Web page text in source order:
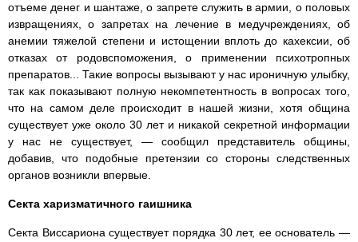
отъеме денег и шантаже, о запрете служить в армии, о половых
извращениях, о запретах на лечение в медучреждениях, об
анемии тяжелой степени и истощении вплоть до кахексии, об
отказах от родовспоможения, о применении психотропных
препаратов... Такие вопросы вызывают у нас ироничную улыбку,
так как показывают полную некомпетентность в вопросах того,
что на самом деле происходит в нашей жизни, хотя община
существует уже около 30 лет и никакой секретной информации
у нас не существует, — сообщил представитель общины,
добавив, что подобные претензии со стороны следственных
органов возникли впервые.
Секта харизматичного гаишника
Секта Виссариона существует порядка 30 лет, ее основатель —